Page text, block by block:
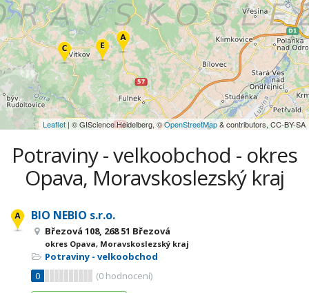
Leaflet | © GIScience Heidelberg, ©OpenStreetMap& contributors, CC-BY-SA
Potraviny - velkoobchod - okres
Opava, Moravskoslezský kraj
BIO NEBIO s.r.o.
Březová 108, 268 51 Březová
okres Opava, Moravskoslezský kraj
Potraviny - velkoobchod
0
(0 hodnocení)